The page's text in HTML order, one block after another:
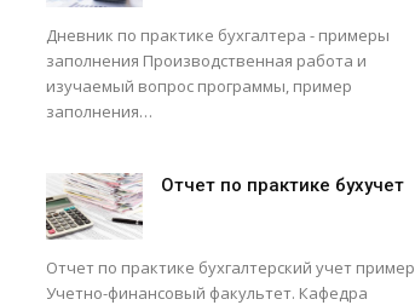
Дневник по практике бухгалтера - примеры
заполнения Производственная работа и
изучаемый вопрос программы, пример
заполнения…
Отчет по практике бухучет
Отчет по практике бухгалтерский учет пример
Учетно-финансовый факультет. Кафедра